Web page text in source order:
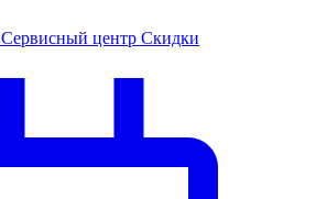
Сервисный центр Скидки